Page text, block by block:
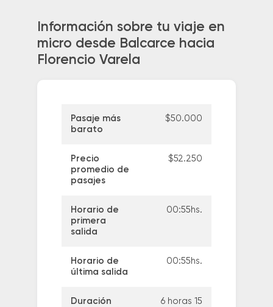
Información sobre tu viaje en
micro desde Balcarce hacia
Florencio Varela
Pasaje más
barato
$50.000
Precio
promedio de
pasajes
$52.250
Horario de
primera
salida
00:55hs.
Horario de
última salida
00:55hs.
Duración
6 horas 15